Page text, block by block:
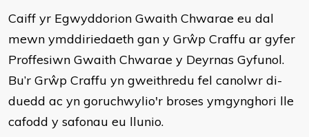
Caiff yr Egwyddorion Gwaith Chwarae eu dal
mewn ymddiriedaeth gan y Grŵp Craffu ar gyfer
Proffesiwn Gwaith Chwarae y Deyrnas Gyfunol.
Bu’r Grŵp Craffu yn gweithredu fel canolwr di-
duedd ac yn goruchwylio'r broses ymgynghori lle
cafodd y safonau eu llunio.